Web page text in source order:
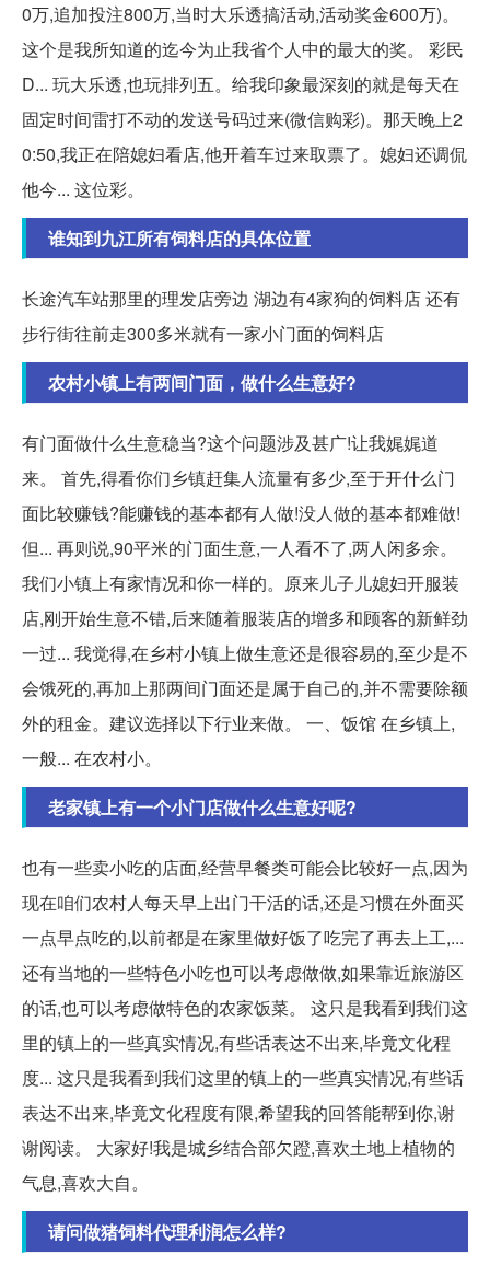
0万,追加投注800万,当时大乐透搞活动,活动奖金600万)。
这个是我所知道的迄今为止我省个人中的最大的奖。 彩民
D... 玩大乐透,也玩排列五。给我印象最深刻的就是每天在
固定时间雷打不动的发送号码过来(微信购彩)。那天晚上2
0:50,我正在陪媳妇看店,他开着车过来取票了。媳妇还调侃
他今... 这位彩。
谁知到九江所有饲料店的具体位置
长途汽车站那里的理发店旁边 湖边有4家狗的饲料店 还有
步行街往前走300多米就有一家小门面的饲料店
农村小镇上有两间门面，做什么生意好?
有门面做什么生意稳当?这个问题涉及甚广!让我娓娓道
来。 首先,得看你们乡镇赶集人流量有多少,至于开什么门
面比较赚钱?能赚钱的基本都有人做!没人做的基本都难做!
但... 再则说,90平米的门面生意,一人看不了,两人闲多余。
我们小镇上有家情况和你一样的。原来儿子儿媳妇开服装
店,刚开始生意不错,后来随着服装店的增多和顾客的新鲜劲
一过... 我觉得,在乡村小镇上做生意还是很容易的,至少是不
会饿死的,再加上那两间门面还是属于自己的,并不需要除额
外的租金。建议选择以下行业来做。 一、饭馆 在乡镇上,
一般... 在农村小。
老家镇上有一个小门店做什么生意好呢?
也有一些卖小吃的店面,经营早餐类可能会比较好一点,因为
现在咱们农村人每天早上出门干活的话,还是习惯在外面买
一点早点吃的,以前都是在家里做好饭了吃完了再去上工,...
还有当地的一些特色小吃也可以考虑做做,如果靠近旅游区
的话,也可以考虑做特色的农家饭菜。 这只是我看到我们这
里的镇上的一些真实情况,有些话表达不出来,毕竟文化程
度... 这只是我看到我们这里的镇上的一些真实情况,有些话
表达不出来,毕竟文化程度有限,希望我的回答能帮到你,谢
谢阅读。 大家好!我是城乡结合部欠蹬,喜欢土地上植物的
气息,喜欢大自。
请问做猪饲料代理利润怎么样?